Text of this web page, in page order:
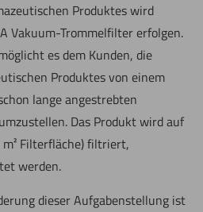
Produktes wird
Vakuum-Trommelfilter erfolgen.
es dem Kunden, die
Produktes von einem
lange angestrebten
Das Produkt wird auf
Filterfläche) filtriert,
werden.
dieser Aufgabenstellung ist